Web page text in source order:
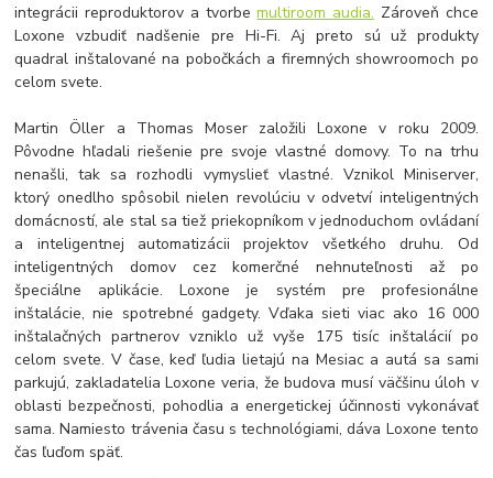
integrácii reproduktorov a tvorbemultiroom audia. Zároveň chce
Loxone vzbudiť nadšenie pre Hi-Fi. Aj preto sú už produkty
quadral inštalované na pobočkách a firemných showroomoch po
celom svete.
Martin Öller a Thomas Moser založili Loxone v roku 2009.
Pôvodne hľadali riešenie pre svoje vlastné domovy. To na trhu
nenašli, tak sa rozhodli vymyslieť vlastné. Vznikol Miniserver,
ktorý onedlho spôsobil nielen revolúciu v odvetví inteligentných
domácností, ale stal sa tiež priekopníkom v jednoduchom ovládaní
a inteligentnej automatizácii projektov všetkého druhu. Od
inteligentných domov cez komerčné nehnuteľnosti až po
špeciálne aplikácie. Loxone je systém pre profesionálne
inštalácie, nie spotrebné gadgety. Vďaka sieti viac ako 16 000
inštalačných partnerov vzniklo už vyše 175 tisíc inštalácií po
celom svete. V čase, keď ľudia lietajú na Mesiac a autá sa sami
parkujú, zakladatelia Loxone veria, že budova musí väčšinu úloh v
oblasti bezpečnosti, pohodlia a energetickej účinnosti vykonávať
sama. Namiesto trávenia času s technológiami, dáva Loxone tento
čas ľuďom späť.